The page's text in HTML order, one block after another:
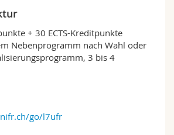
historischer Kenntnisse mit der
auf einzelne Epochen und
Wissensvermittlung mit
zu eigener Forschungstätigkeit.
vermittelt insbesondere
methodische Kompetenzen im
Auswertung grösserer
der historiographischen
Forschungsstandes, der
+ 30 ECTS-Kreditpunkte
Nebenprogramm nach Wahl oder
3 bis 4
go/l7ufr